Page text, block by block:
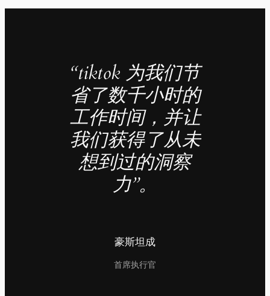
“tiktok 为我们节
省了数千小时的
工作时间，并让
我们获得了从未
想到过的洞察
力”。
豪斯坦成
首席执行官